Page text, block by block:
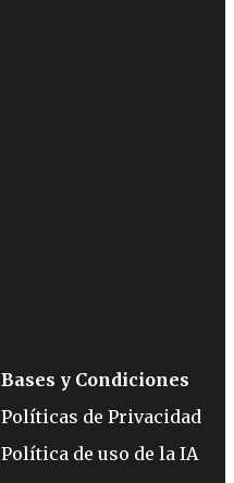
Bases y Condiciones
Políticas de Privacidad
Política de uso de la IA